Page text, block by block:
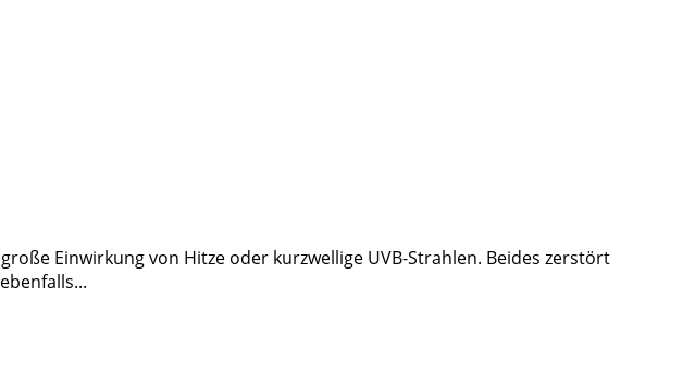
Einwirkung von Hitze oder kurzwellige UVB-Strahlen. Beides zerstört